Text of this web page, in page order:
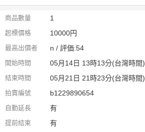
商品數量 1
起標價格 10000円
最高出價者 n / 評価:54
開始時間 05月14日 13時13分(台灣時間)
結束時間 05月21日 21時23分(台灣時間)
拍賣編號 b1229890654
自動延長 有
提前結束 有